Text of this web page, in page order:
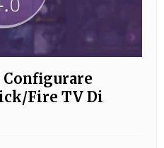
Configurare
Fire TV Di